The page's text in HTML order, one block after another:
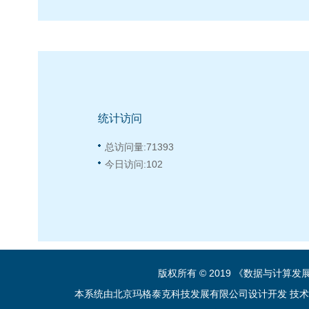
统计访问
总访问量:71393
今日访问:102
版权所有 © 2019 《数据与计算发
本系统由北京玛格泰克科技发展有限公司设计开发 技